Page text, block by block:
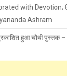
with Devotion;
Ashram
हुआ चौथी पुस्तक –